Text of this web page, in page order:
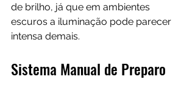
de brilho, já que em ambientes
escuros a iluminação pode parecer
intensa demais.
Sistema Manual de Preparo